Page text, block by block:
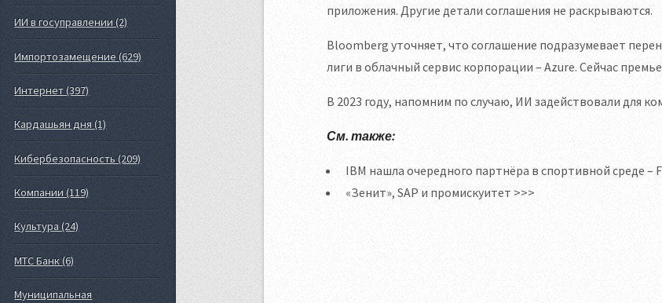
ИИ в госуправлении (2)
Импортозамещение (629)
Интернет (397)
Кардашьян дня (1)
Кибербезопасность (209)
Компании (119)
Культура (24)
МТС Банк (6)
Муниципальная
приложения. Другие детали соглашения не раскрываются.
Bloomberg уточняет, что соглашение подразумевает
лиги в облачный сервис корпорации – Azure. Сейчас
В 2023 году, напомним по случаю, ИИ задействовали для
См. также:
IBM нашла очередного партнёра в спортивной среде –
«Зенит», SAP и промискуитет >>>